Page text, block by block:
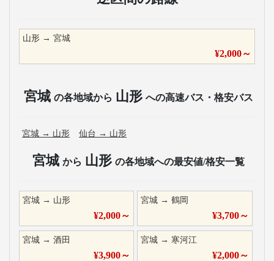
山形 → 宮城
¥2,000～
宮城 の各地域から 山形 への高速バス・格安バス
宮城 → 山形 仙台 → 山形
宮城 から 山形 の各地域への最安値/格安一覧
宮城 → 山形
¥2,000～
宮城 →鶴岡
¥3,700～
宮城 → 酒田
¥3,900～
宮城 →寒河江
¥2,000～